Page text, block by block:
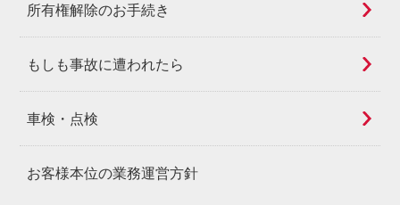
所有権解除のお手続き
もしも事故に遭われたら
車検・点検
お客様本位の業務運営方針